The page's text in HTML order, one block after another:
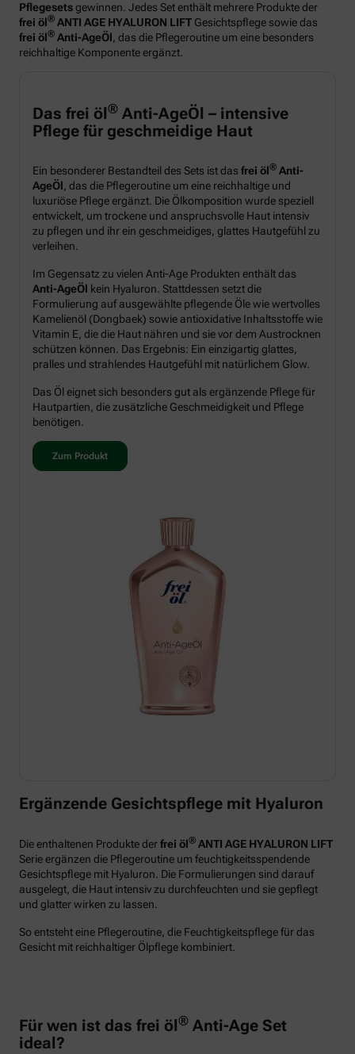
Pflegesetsgewinnen. Jedes Set enthält mehrere Produkte der
frei öl® ANTI AGE HYALURON LIFT Gesichtspflege sowie das
frei öl® Anti-AgeÖl , das die Pflegeroutine um eine besonders
reichhaltige Komponente ergänzt.
Das frei öl® Anti-AgeÖl – intensive
Pflege für geschmeidige Haut
Ein besonderer Bestandteil des Sets ist das frei öl® Anti-
AgeÖl, das die Pflegeroutine um eine reichhaltige und
luxuriöse Pflege ergänzt. Die Ölkomposition wurde speziell
entwickelt, um trockene und anspruchsvolle Haut intensiv
zu pflegen und ihr ein geschmeidiges, glattes Hautgefühl zu
verleihen.
Im Gegensatz zu vielen Anti-Age Produkten enthält das
Anti-AgeÖl kein Hyaluron. Stattdessen setzt die
Formulierung auf ausgewählte pflegende Öle wie wertvolles
Kamelienöl (Dongbaek) sowie antioxidative Inhaltsstoffe wie
Vitamin E, die die Haut nähren und sie vor dem Austrocknen
schützen können. Das Ergebnis: Ein einzigartig glattes,
pralles und strahlendes Hautgefühl mit natürlichem Glow.
Das Öl eignet sich besonders gut als ergänzende Pflege für
Hautpartien, die zusätzliche Geschmeidigkeit und Pflege
benötigen.
Zum Produkt
Ergänzende Gesichtspflege mit Hyaluron
Die enthaltenen Produkte derfrei öl® ANTI AGE HYALURON LIFT
Serie ergänzen die Pflegeroutine um feuchtigkeitsspendende
Gesichtspflege mit Hyaluron. Die Formulierungen sind darauf
ausgelegt, die Haut intensiv zu durchfeuchten und sie gepflegt
und glatter wirken zu lassen.
So entsteht eine Pflegeroutine, die Feuchtigkeitspflege für das
Gesicht mit reichhaltiger Ölpflege kombiniert.
Für wen ist das frei öl® Anti-Age Set
ideal?